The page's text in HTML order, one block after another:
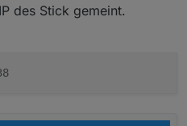
aus verbunden ist er auch
IP
des Stick gemeint.